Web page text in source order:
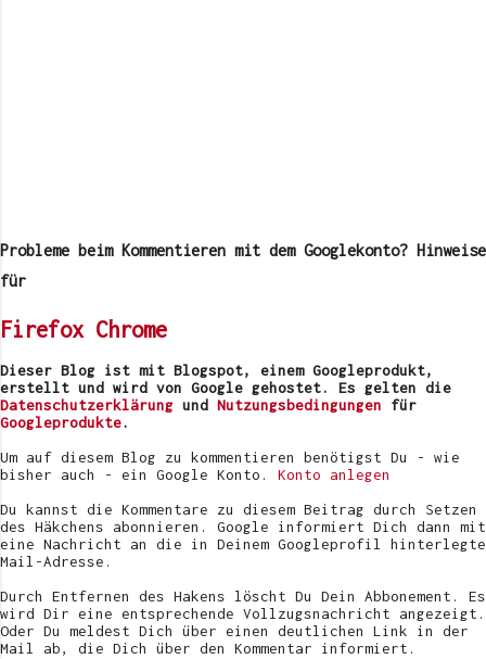
m
m
a
v
e
r
ö
f
e
t
l
i
c
e
n
Probleme beim Kommentieren mit dem Googlekonto? Hinweise
für
Firefox Chrome
Dieser Blog ist mit Blogspot, einem Googleprodukt,
erstellt und wird von Google gehostet. Es gelten die
Datenschutzerklärung und Nutzungsbedingungen für
Googleprodukte.
Um auf diesem Blog zu kommentieren benötigst Du - wie
bisher auch - ein Google Konto. Konto anlegen
Du kannst die Kommentare zu diesem Beitrag durch Setzen
des Häkchens abonnieren. Google informiert Dich dann mit
eine Nachricht an die in Deinem Googleprofil hinterlegte
Mail-Adresse.
Durch Entfernen des Hakens löscht Du Dein Abbonement. Es
wird Dir eine entsprechende Vollzugsnachricht angezeigt.
Oder Du meldest Dich über einen deutlichen Link in der
Mail ab, die Dich über den Kommentar informiert.